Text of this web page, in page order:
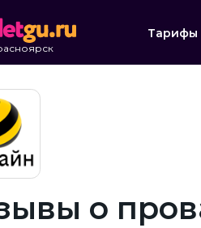
Тарифы
о